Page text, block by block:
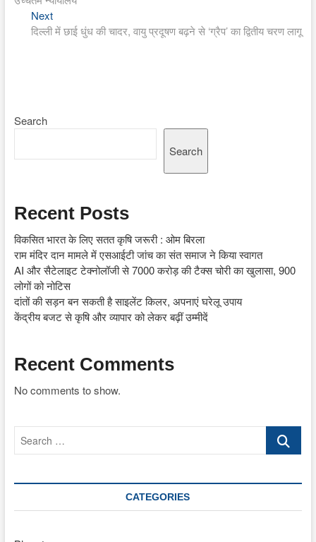
NextNext
post:
दिल्ली में छाई धुंध की चादर, वायु प्रदूषण बढ़ने से ‘ग्रैप’ का द्वितीय चरण लागू
Search
Search
Recent Posts
विकसित भारत के लिए सतत कृषि जरूरी : ओम बिरला
राम मंदिर दान मामले में एसआईटी जांच का संत समाज ने किया स्वागत
AI और सैटेलाइट टेक्नोलॉजी से 7000 करोड़ की टैक्स चोरी का खुलासा, 900
लोगों को नोटिस
दांतों की सड़न बन सकती है साइलेंट किलर, अपनाएं घरेलू उपाय
केंद्रीय बजट से कृषि और व्यापार को लेकर बढ़ीं उम्मीदें
Recent Comments
No comments to show.
Search
CATEGORIES